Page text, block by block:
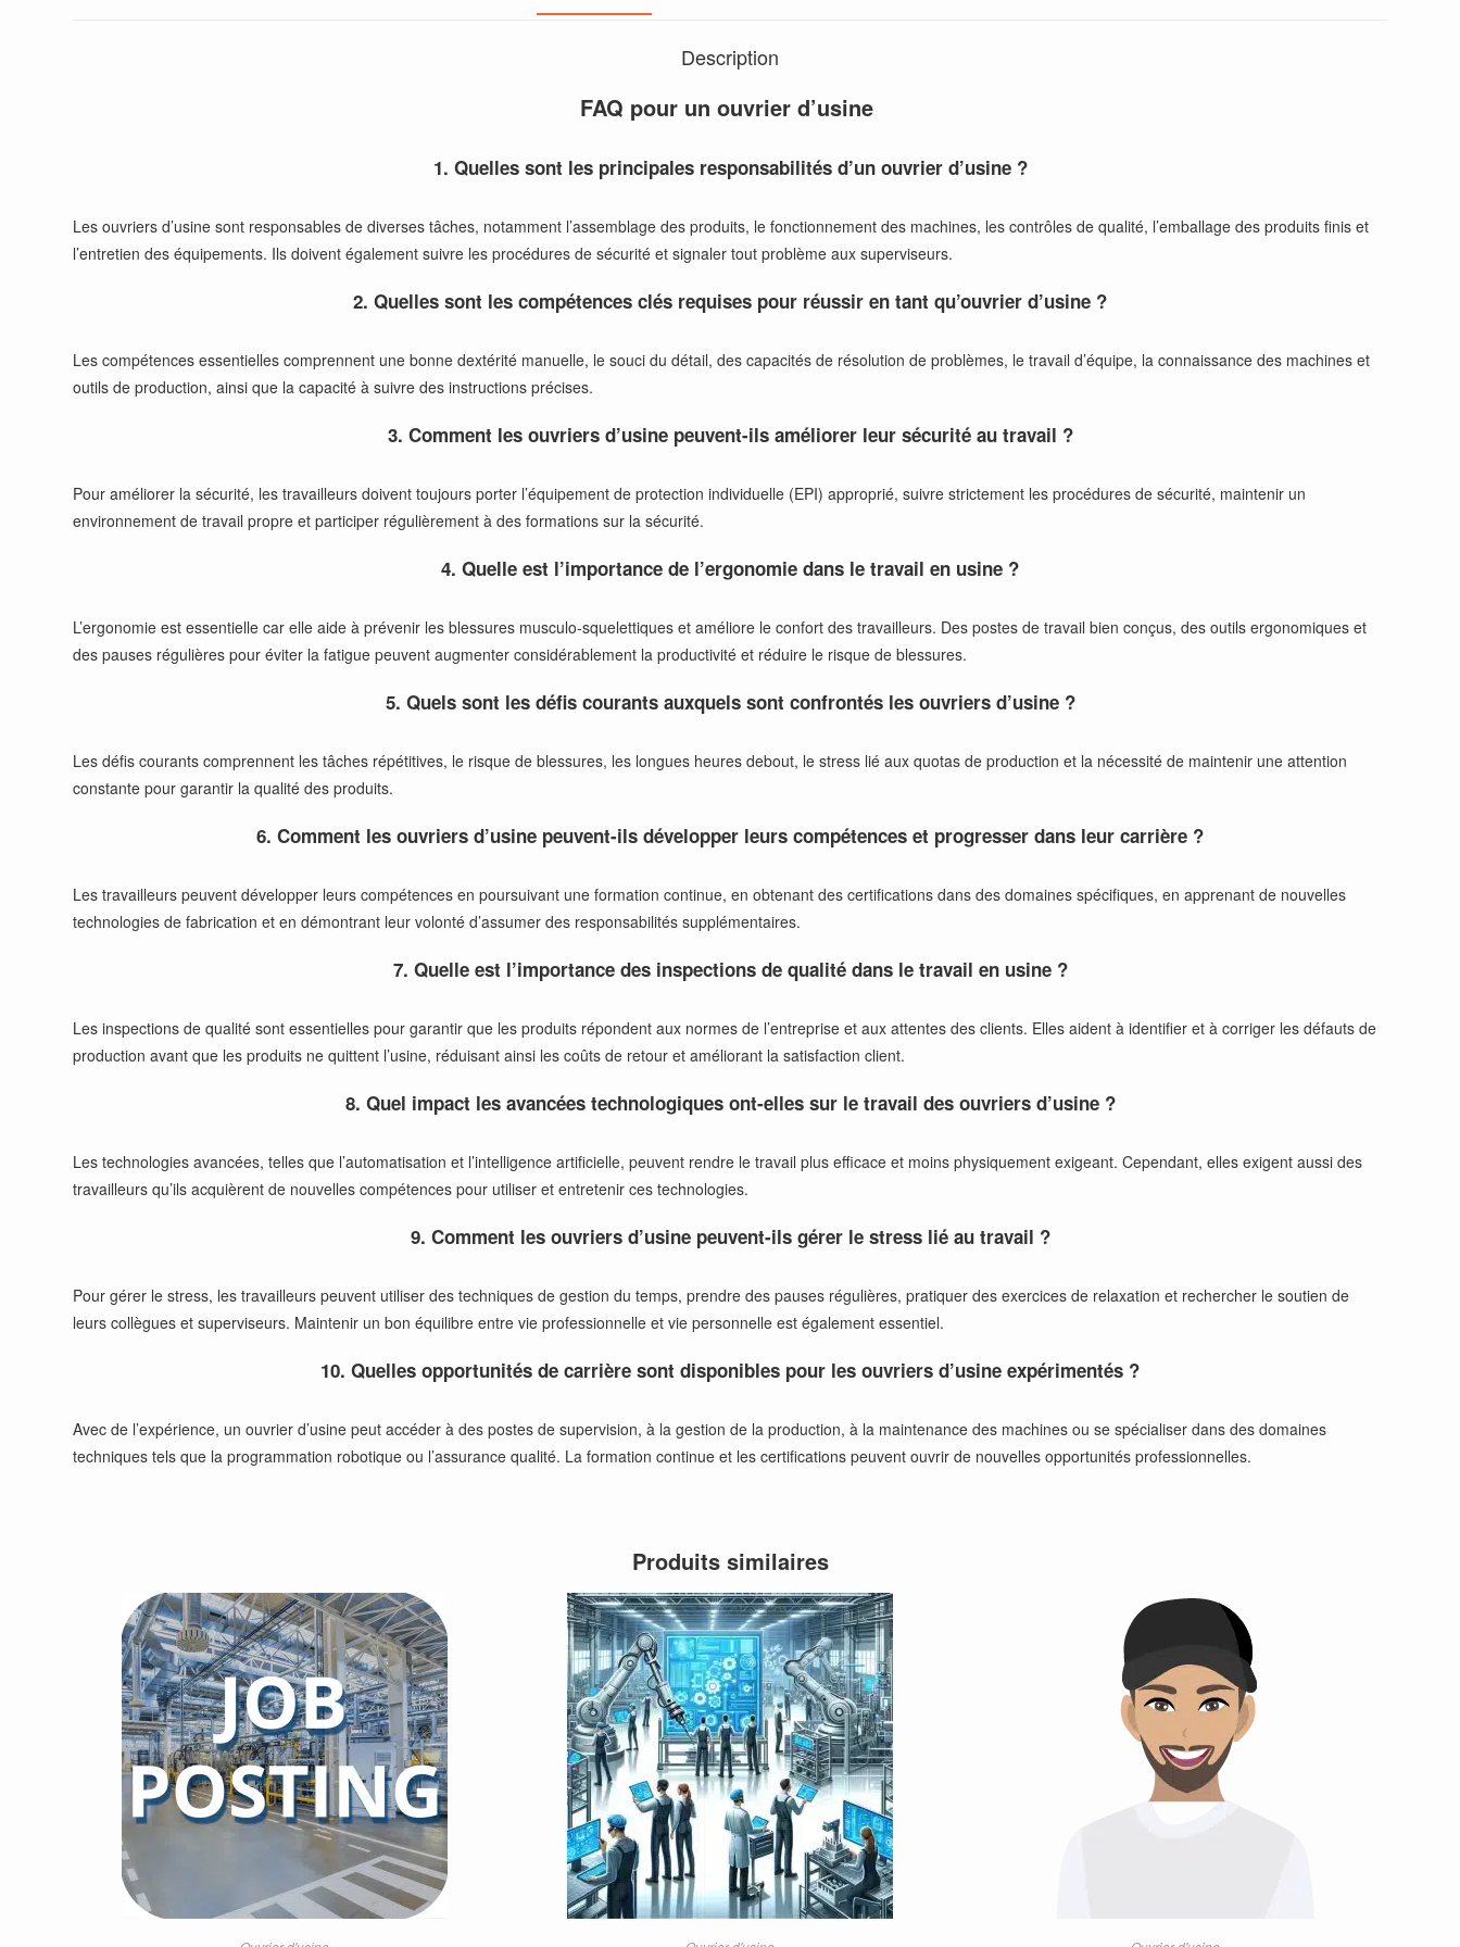
Description
FAQ pour un ouvrier d’usine
1. Quelles sont les principales responsabilités d’un ouvrier d’usine ?
Les ouvriers d’usine sont responsables de diverses tâches, notamment l’assemblage des produits, le fonctionnement des machines, les contrôles de qualité, l’emballage des produits finis et
l’entretien des équipements. Ils doivent également suivre les procédures de sécurité et signaler tout problème aux superviseurs.
2. Quelles sont les compétences clés requises pour réussir en tant qu’ouvrier d’usine ?
Les compétences essentielles comprennent une bonne dextérité manuelle, le souci du détail, des capacités de résolution de problèmes, le travail d’équipe, la connaissance des machines et
outils de production, ainsi que la capacité à suivre des instructions précises.
3. Comment les ouvriers d’usine peuvent-ils améliorer leur sécurité au travail ?
Pour améliorer la sécurité, les travailleurs doivent toujours porter l’équipement de protection individuelle (EPI) approprié, suivre strictement les procédures de sécurité, maintenir un
environnement de travail propre et participer régulièrement à des formations sur la sécurité.
4. Quelle est l’importance de l’ergonomie dans le travail en usine ?
L’ergonomie est essentielle car elle aide à prévenir les blessures musculo-squelettiques et améliore le confort des travailleurs. Des postes de travail bien conçus, des outils ergonomiques et
des pauses régulières pour éviter la fatigue peuvent augmenter considérablement la productivité et réduire le risque de blessures.
5. Quels sont les défis courants auxquels sont confrontés les ouvriers d’usine ?
Les défis courants comprennent les tâches répétitives, le risque de blessures, les longues heures debout, le stress lié aux quotas de production et la nécessité de maintenir une attention
constante pour garantir la qualité des produits.
6. Comment les ouvriers d’usine peuvent-ils développer leurs compétences et progresser dans leur carrière ?
Les travailleurs peuvent développer leurs compétences en poursuivant une formation continue, en obtenant des certifications dans des domaines spécifiques, en apprenant de nouvelles
technologies de fabrication et en démontrant leur volonté d’assumer des responsabilités supplémentaires.
7. Quelle est l’importance des inspections de qualité dans le travail en usine ?
Les inspections de qualité sont essentielles pour garantir que les produits répondent aux normes de l’entreprise et aux attentes des clients. Elles aident à identifier et à corriger les défauts de
production avant que les produits ne quittent l’usine, réduisant ainsi les coûts de retour et améliorant la satisfaction client.
8. Quel impact les avancées technologiques ont-elles sur le travail des ouvriers d’usine ?
Les technologies avancées, telles que l’automatisation et l’intelligence artificielle, peuvent rendre le travail plus efficace et moins physiquement exigeant. Cependant, elles exigent aussi des
travailleurs qu’ils acquièrent de nouvelles compétences pour utiliser et entretenir ces technologies.
9. Comment les ouvriers d’usine peuvent-ils gérer le stress lié au travail ?
Pour gérer le stress, les travailleurs peuvent utiliser des techniques de gestion du temps, prendre des pauses régulières, pratiquer des exercices de relaxation et rechercher le soutien de
leurs collègues et superviseurs. Maintenir un bon équilibre entre vie professionnelle et vie personnelle est également essentiel.
10. Quelles opportunités de carrière sont disponibles pour les ouvriers d’usine expérimentés ?
Avec de l’expérience, un ouvrier d’usine peut accéder à des postes de supervision, à la gestion de la production, à la maintenance des machines ou se spécialiser dans des domaines
techniques tels que la programmation robotique ou l’assurance qualité. La formation continue et les certifications peuvent ouvrir de nouvelles opportunités professionnelles.
Produits similaires